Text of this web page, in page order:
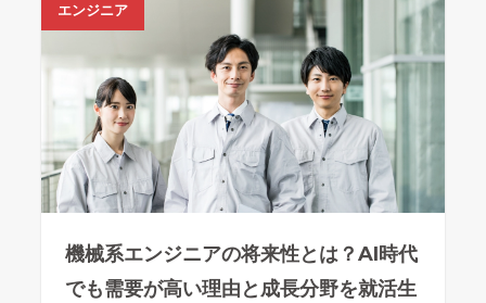
エンジニア
機械系エンジニアの将来性とは？AI時代
でも需要が高い理由と成長分野を就活生